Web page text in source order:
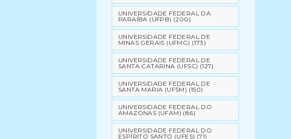
UNIVERSIDADE FEDERAL DA
PARAÍBA (UFPB) (200)
UNIVERSIDADE FEDERAL DE
MINAS GERAIS (UFMG) (173)
UNIVERSIDADE FEDERAL DE
SANTA CATARINA (UFSC) (127)
UNIVERSIDADE FEDERAL DE
SANTA MARIA (UFSM) (150)
UNIVERSIDADE FEDERAL DO
AMAZONAS (UFAM) (86)
UNIVERSIDADE FEDERAL DO
ESPÍRITO SANTO (UFES) (71)